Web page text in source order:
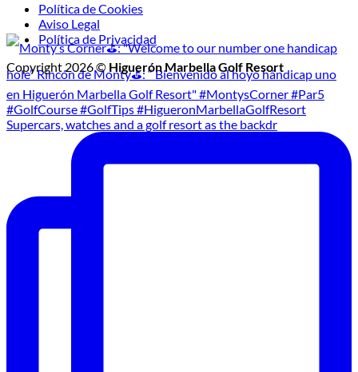
Supercars, watches and a golf resort as the backdr
Política de Cookies
Aviso Legal
Política de Privacidad
Copyright 2026 © Higuerón Marbella Golf Resort